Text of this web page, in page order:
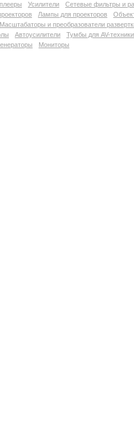
Усилители
Сетевые фильтры и
Лампы для проекторов
Масштабаторы и преобразователи
Автоусилители
Тумбы для AV-техники
Мониторы